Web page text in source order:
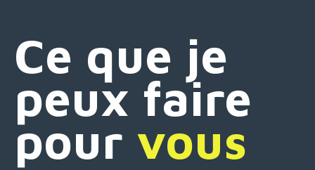
Ce que je
peux faire
pour vous